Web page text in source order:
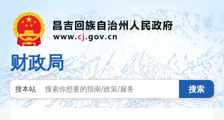
财政局
搜本站 搜索